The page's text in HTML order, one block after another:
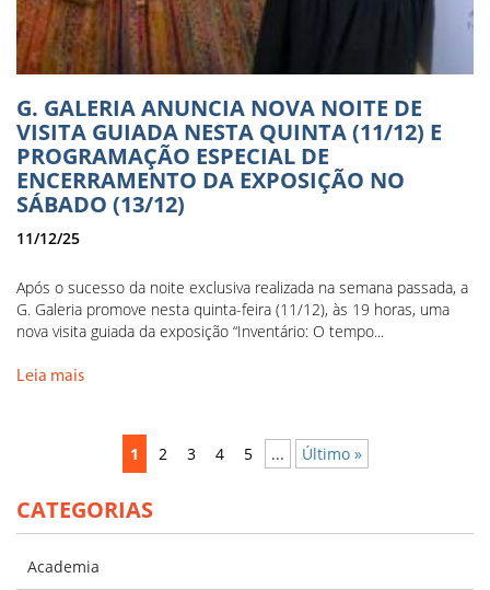
G. GALERIA ANUNCIA NOVA NOITE DE
VISITA GUIADA NESTA QUINTA (11/12) E
PROGRAMAÇÃO ESPECIAL DE
ENCERRAMENTO DA EXPOSIÇÃO NO
SÁBADO (13/12)
11/12/25
Após o sucesso da noite exclusiva realizada na semana passada, a
G. Galeria promove nesta quinta-feira (11/12), às 19 horas, uma
nova visita guiada da exposição “Inventário: O tempo...
Leia mais
1 2 3 4 5 ... Último »
CATEGORIAS
Academia